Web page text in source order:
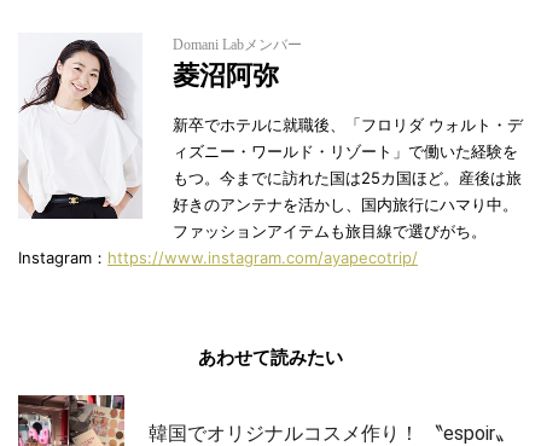
Domani Labメンバー
菱沼阿弥
新卒でホテルに就職後、「フロリダ ウォルト・デ
ィズニー・ワールド・リゾート」で働いた経験を
もつ。今までに訪れた国は25カ国ほど。産後は旅
好きのアンテナを活かし、国内旅行にハマり中。
ファッションアイテムも旅目線で選びがち。
Instagram： https://www.instagram.com/ayapecotrip/
あわせて読みたい
韓国でオリジナルコスメ作り！ 〝espoir〟